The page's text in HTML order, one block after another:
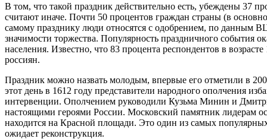
В том, что такой праздник действительно есть, убеждены 37
считают иначе. Почти 50 процентов граждан страны (в
самому празднику люди относятся с одобрением, по данным
значимости торжества. Популярность праздничного события
населения. Известно, что 83 процента респондентов в
россиян.
Праздник можно назвать молодым, впервые его отметили в
этот день в 1612 году представители народного ополчения
интервенции. Ополчением руководили Кузьма Минин и
настоящими героями России. Московский памятник лидерам
находится на Красной площади. Это один из самых
ожидает реконструкция.